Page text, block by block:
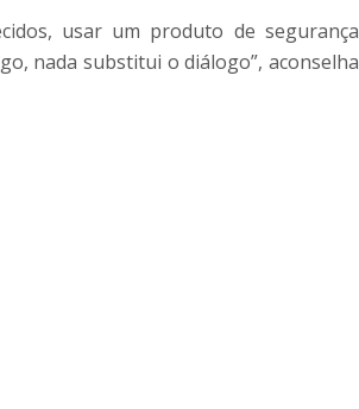
usar um produto de segurança
nada substitui o diálogo”, aconselha